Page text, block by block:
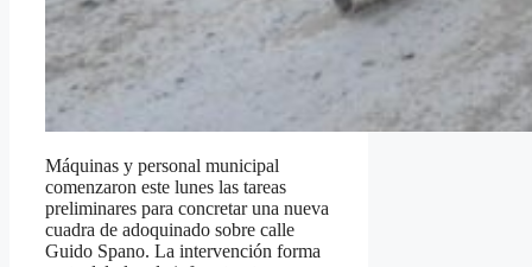
Máquinas y personal municipal
comenzaron este lunes las tareas
preliminares para concretar una nueva
cuadra de adoquinado sobre calle
Guido Spano. La intervención forma